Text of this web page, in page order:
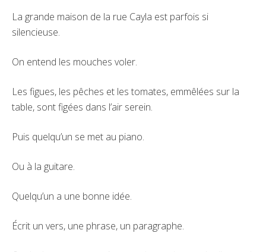
La grande maison de la rue Cayla est parfois si
silencieuse.
On entend les mouches voler.
Les figues, les pêches et les tomates, emmêlées sur la
table, sont figées dans l’air serein.
Puis quelqu’un se met au piano.
Ou à la guitare.
Quelqu’un a une bonne idée.
Écrit un vers, une phrase, un paragraphe.